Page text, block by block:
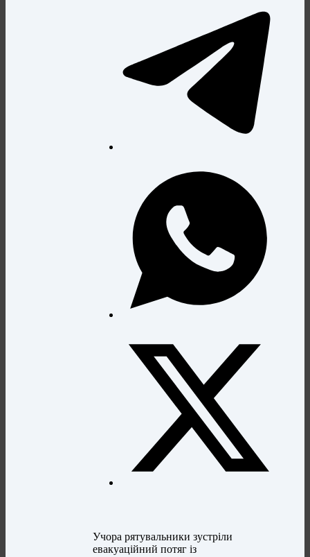
Учора рятувальники зустріли
евакуаційний потяг із